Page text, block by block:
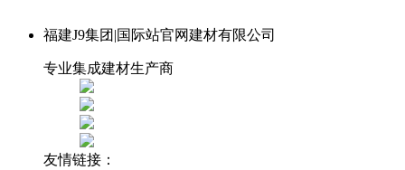
福建J9集团|国际站官网建材有限公司
专业集成建材生产商
友情链接：